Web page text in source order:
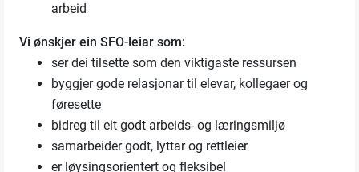
arbeid
Vi ønskjer ein SFO-leiar som:
ser dei tilsette som den viktigaste ressursen
byggjer gode relasjonar til elevar, kollegaer og
føresette
bidreg til eit godt arbeids- og læringsmiljø
samarbeider godt, lyttar og rettleier
er løysingsorientert og fleksibel